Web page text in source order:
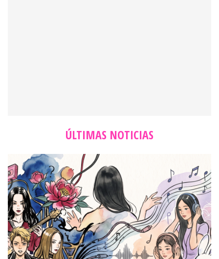
ÚLTIMAS NOTICIAS